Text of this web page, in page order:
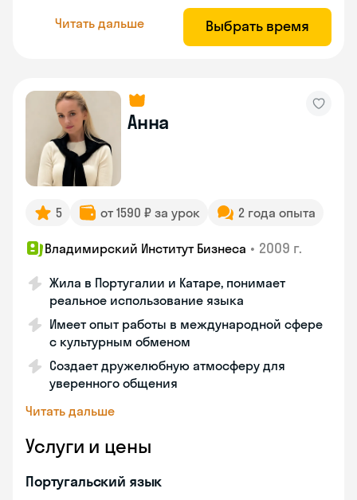
Читать дальше Выбрать время
Анна
5 от 1590 ₽ за урок 2 года опыта
Владимирский Институт Бизнеса • 2009 г.
Жила в Португалии и Катаре, понимает
реальное использование языка
Имеет опыт работы в международной сфере
с культурным обменом
Создает дружелюбную атмосферу для
уверенного общения
Читать дальше
Услуги и цены
Португальский язык